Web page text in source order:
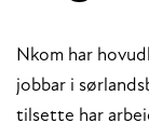
Nkom har
jobbar i
tilsette har